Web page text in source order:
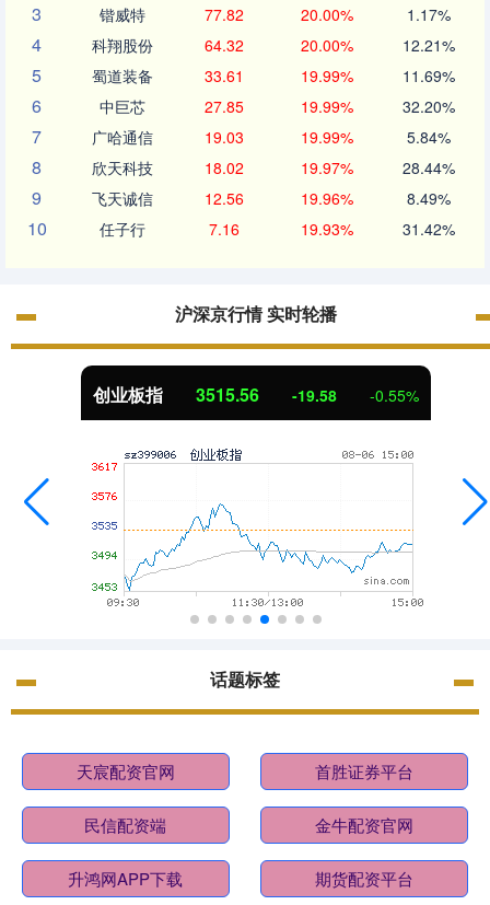
3 锴威特 77.82 20.00% 1.17%
4 科翔股份 64.32 20.00% 12.21%
5 蜀道装备 33.61 19.99% 11.69%
6 中巨芯 27.85 19.99% 32.20%
7 广哈通信 19.03 19.99% 5.84%
8 欣天科技 18.02 19.97% 28.44%
9 飞天诚信 12.56 19.96% 8.49%
10 任子行 7.16 19.93% 31.42%
沪深京行情 实时轮播
创业板指 3515.56 -19.58 -0.55%
话题标签
天宸配资官网 首胜证券平台
民信配资端 金牛配资官网
升鸿网APP下载 期货配资平台